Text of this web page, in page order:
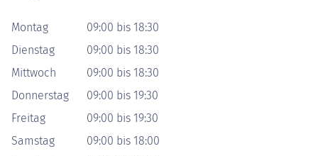
Montag
09:00 bis 18:30
Dienstag
09:00 bis 18:30
Mittwoch
09:00 bis 18:30
Donnerstag
09:00 bis 19:30
Freitag
09:00 bis 19:30
Samstag
09:00 bis 18:00